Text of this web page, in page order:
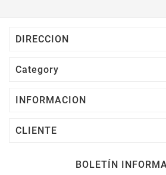
DIRECCION
Category
INFORMACION
CLIENTE
BOLETÍN